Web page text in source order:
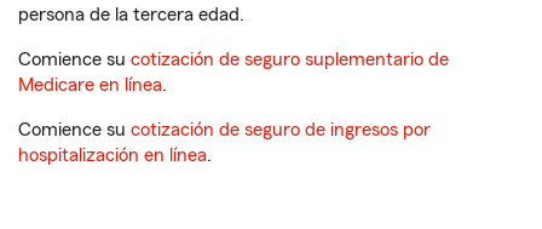
persona de la tercera edad.
Comience su cotización de seguro suplementario de
Medicare en línea.
Comience su cotización de seguro de ingresos por
hospitalización en línea.